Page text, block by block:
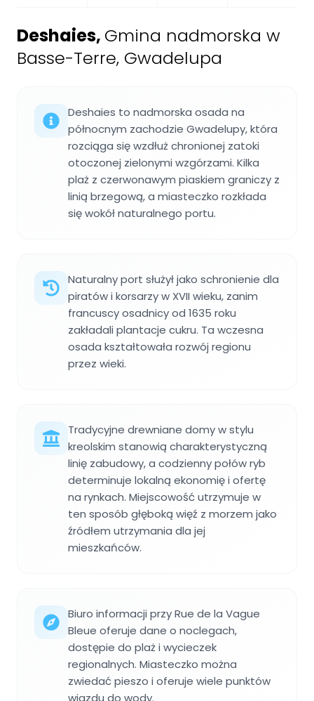
Deshaies, Gmina nadmorska w
Basse-Terre, Gwadelupa
Deshaies to nadmorska osada na
północnym zachodzie Gwadelupy, która
rozciąga się wzdłuż chronionej zatoki
otoczonej zielonymi wzgórzami. Kilka
plaż z czerwonawym piaskiem graniczy z
linią brzegową, a miasteczko rozkłada
się wokół naturalnego portu.
Naturalny port służył jako schronienie dla
piratów i korsarzy w XVII wieku, zanim
francuscy osadnicy od 1635 roku
zakładali plantacje cukru. Ta wczesna
osada kształtowała rozwój regionu
przez wieki.
Tradycyjne drewniane domy w stylu
kreolskim stanowią charakterystyczną
linię zabudowy, a codzienny połów ryb
determinuje lokalną ekonomię i ofertę
na rynkach. Miejscowość utrzymuje w
ten sposób głęboką więź z morzem jako
źródłem utrzymania dla jej
mieszkańców.
Biuro informacji przy Rue de la Vague
Bleue oferuje dane o noclegach,
dostępie do plaż i wycieczek
regionalnych. Miasteczko można
zwiedać pieszo i oferuje wiele punktów
wjazdu do wody.